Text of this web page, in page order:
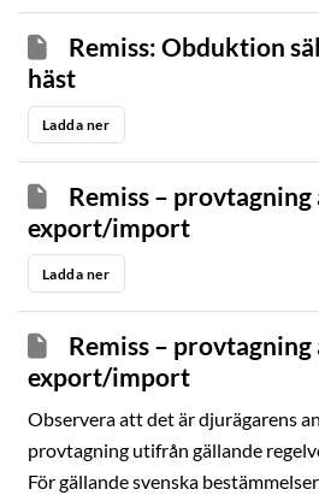
Remiss: Obduktion
häst
Ladda ner
Remiss –
export/import
Ladda ner
Remiss –
export/import
Observera att det är djurägarens
provtagning utifrån gällande
För gällande svenska